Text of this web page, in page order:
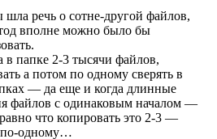
шла речь о сотне-другой файлов,
вполне можно было бы
в папке 2-3 тысячи файлов,
а потом по одному сверять в
— да еще и когда длинные
файлов с одинаковым началом —
что копировать это 2-3 —
по-одному…